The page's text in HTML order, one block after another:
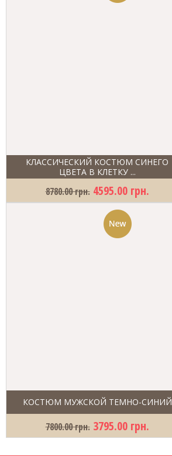
КЛАССИЧЕСКИЙ КОСТЮМ СИНЕГО
ЦВЕТА В КЛЕТКУ ...
8780.00 грн. 4595.00 грн.
КОСТЮМ МУЖСКОЙ ТЕМНО-СИНИЙ
7800.00 грн. 3795.00 грн.